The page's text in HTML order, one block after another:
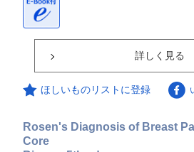
詳しく見る
ほしいものリストに登録
Rosen's Diagnosis of Breast
Core